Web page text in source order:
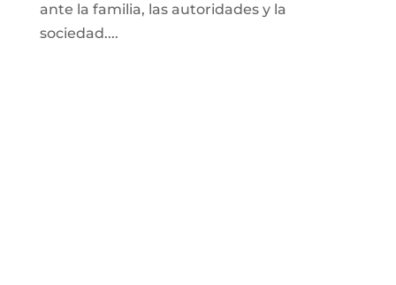
ante la familia, las autoridades y la
sociedad....